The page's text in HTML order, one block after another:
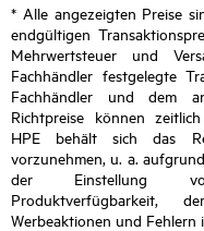
* Alle angezeigten Preise
endgültigen
Mehrwertsteuer und
Fachhändler festgelegte
Fachhändler und dem
Richtpreise können
HPE behält sich das
vorzunehmen, u. a.
der Einstellung
Produktverfügbarkeit,
Werbeaktionen und Fehlern